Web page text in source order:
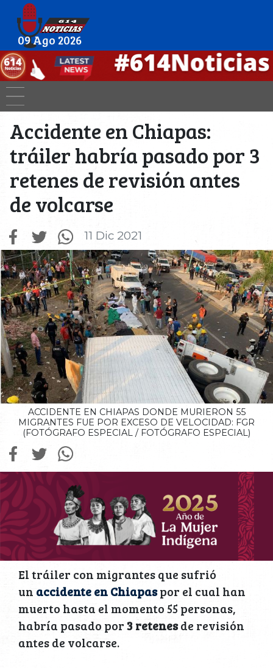
09 Ago 2026
Accidente en Chiapas:
tráiler habría pasado por 3
retenes de revisión antes
de volcarse
11 Dic 2021
ACCIDENTE EN CHIAPAS DONDE MURIERON 55
MIGRANTES FUE POR EXCESO DE VELOCIDAD: FGR
(FOTÓGRAFO ESPECIAL / FOTÓGRAFO ESPECIAL)
El tráiler con migrantes que sufrió
un accidente en Chiapaspor el cual han
muerto hasta el momento 55 personas,
habría pasado por3 retenesde revisión
antes de volcarse.